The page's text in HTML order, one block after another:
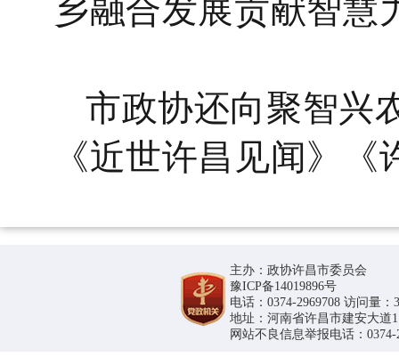
市政协还向聚智兴
《近世许昌见闻》
主办：政协许昌市委员会
豫ICP备14019896号
电话：0374-2969708 访问量：
地址：河南省许昌市建安大道
网站不良信息举报电话：